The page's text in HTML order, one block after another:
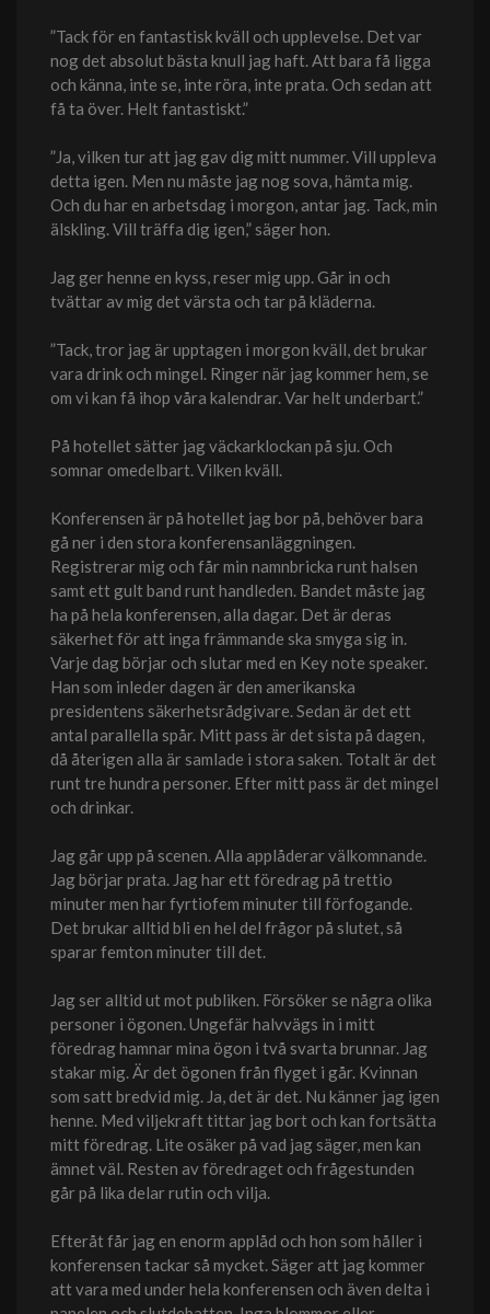
”Tack för en fantastisk kväll och upplevelse. Det var
nog det absolut bästa knull jag haft. Att bara få ligga
och känna, inte se, inte röra, inte prata. Och sedan att
få ta över. Helt fantastiskt.”
”Ja, vilken tur att jag gav dig mitt nummer. Vill uppleva
detta igen. Men nu måste jag nog sova, hämta mig.
Och du har en arbetsdag i morgon, antar jag. Tack, min
älskling. Vill träffa dig igen,” säger hon.
Jag ger henne en kyss, reser mig upp. Går in och
tvättar av mig det värsta och tar på kläderna.
”Tack, tror jag är upptagen i morgon kväll, det brukar
vara drink och mingel. Ringer när jag kommer hem, se
om vi kan få ihop våra kalendrar. Var helt underbart.”
På hotellet sätter jag väckarklockan på sju. Och
somnar omedelbart. Vilken kväll.
Konferensen är på hotellet jag bor på, behöver bara
gå ner i den stora konferensanläggningen.
Registrerar mig och får min namnbricka runt halsen
samt ett gult band runt handleden. Bandet måste jag
ha på hela konferensen, alla dagar. Det är deras
säkerhet för att inga främmande ska smyga sig in.
Varje dag börjar och slutar med en Key note speaker.
Han som inleder dagen är den amerikanska
presidentens säkerhetsrådgivare. Sedan är det ett
antal parallella spår. Mitt pass är det sista på dagen,
då återigen alla är samlade i stora saken. Totalt är det
runt tre hundra personer. Efter mitt pass är det mingel
och drinkar.
Jag går upp på scenen. Alla applåderar välkomnande.
Jag börjar prata. Jag har ett föredrag på trettio
minuter men har fyrtiofem minuter till förfogande.
Det brukar alltid bli en hel del frågor på slutet, så
sparar femton minuter till det.
Jag ser alltid ut mot publiken. Försöker se några olika
personer i ögonen. Ungefär halvvägs in i mitt
föredrag hamnar mina ögon i två svarta brunnar. Jag
stakar mig. Är det ögonen från flyget i går. Kvinnan
som satt bredvid mig. Ja, det är det. Nu känner jag igen
henne. Med viljekraft tittar jag bort och kan fortsätta
mitt föredrag. Lite osäker på vad jag säger, men kan
ämnet väl. Resten av föredraget och frågestunden
går på lika delar rutin och vilja.
Efteråt får jag en enorm applåd och hon som håller i
konferensen tackar så mycket. Säger att jag kommer
att vara med under hela konferensen och även delta i